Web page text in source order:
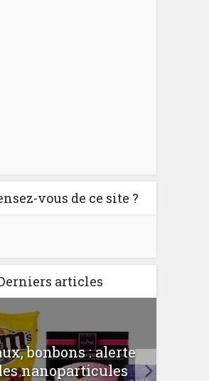
vous de ce site ?
articles
bonbons : alerte
nanoparticules